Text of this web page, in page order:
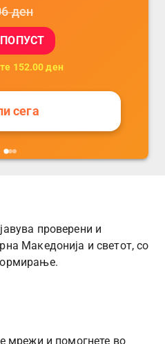
ден
ПОПУСТ
152.00 ден
сега
проверени и
Македонија и светот, со
мрежи и помогнете во